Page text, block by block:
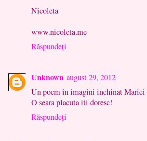
Nicoleta
www.nicoleta.me
Răspundeți
Unknown august 29, 2012
Un poem in imagini inchinat
O seara placuta iti doresc!
Răspundeți